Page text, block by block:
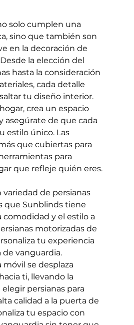
solo cumplen una
sino que también son
en la decoración de
la elección del
hasta la consideración
cada detalle
tu diseño interior.
crea un espacio
asegúrate de que cada
estilo único. Las
que cubiertas para
para
que refleje quién eres.
variedad de persianas
que Sunblinds tiene
comodidad y el estilo a
motorizadas de
tu experiencia
vanguardia.
se desplaza
ti, llevando la
persianas para
calidad a la puerta de
tu espacio con